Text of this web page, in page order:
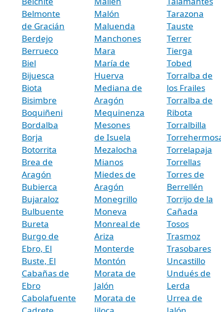
Belmonte
de Gracián
Berdejo
Berrueco
Biel
Bijuesca
Biota
Bisimbre
Boquiñeni
Bordalba
Borja
Botorrita
Brea de
Aragón
Bubierca
Bujaraloz
Bulbuente
Bureta
Burgo de
Ebro, El
Buste, El
Cabañas de
Ebro
Cabolafuente
Malón
Maluenda
Manchones
Mara
María de
Huerva
Mediana de
Aragón
Mequinenza
Mesones
de Isuela
Mezalocha
Mianos
Miedes de
Aragón
Monegrillo
Moneva
Monreal de
Ariza
Monterde
Montón
Morata de
Jalón
Morata de
Tarazona
Tauste
Terrer
Tierga
Tobed
Torralba de
los Frailes
Torralba de
Ribota
Torralbilla
Torrelapaja
Torrellas
Torres de
Berrellén
Torrijo de la
Cañada
Tosos
Trasmoz
Trasobares
Uncastillo
Undués de
Lerda
Urrea de